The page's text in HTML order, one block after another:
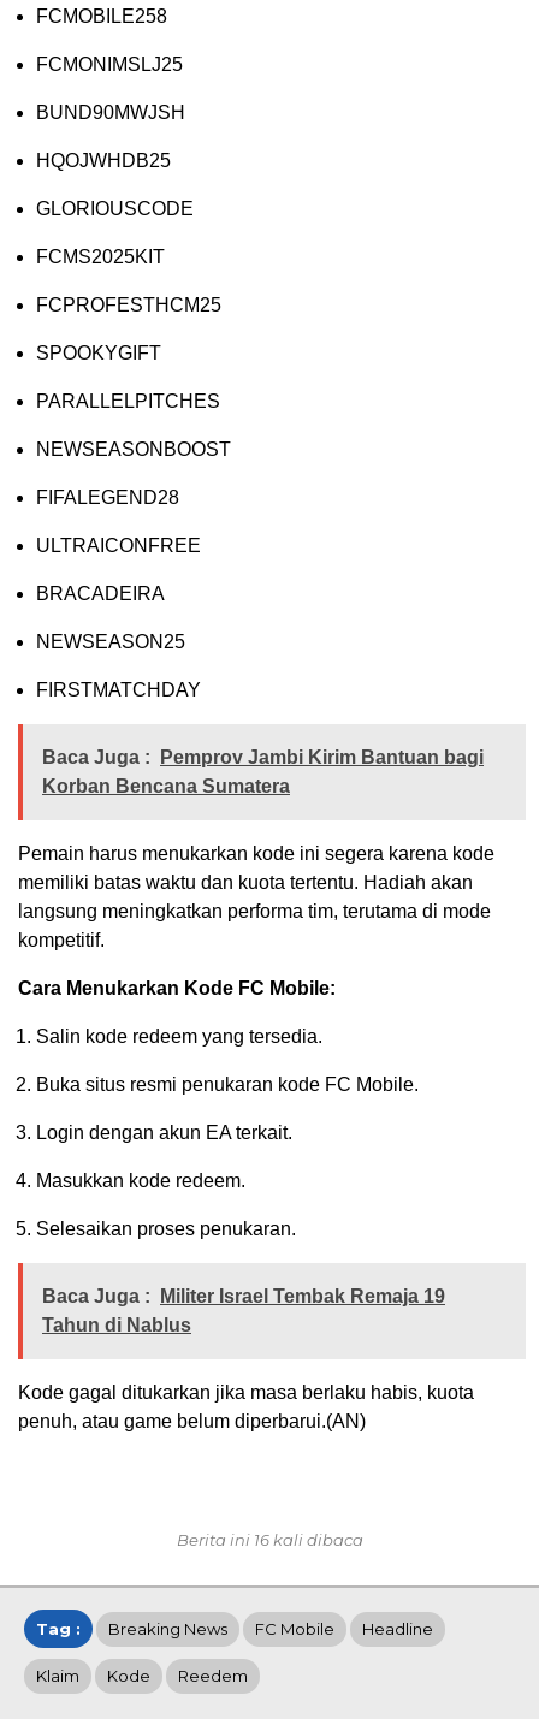
FCMOBILE258
FCMONIMSLJ25
BUND90MWJSH
HQOJWHDB25
GLORIOUSCODE
FCMS2025KIT
FCPROFESTHCM25
SPOOKYGIFT
PARALLELPITCHES
NEWSEASONBOOST
FIFALEGEND28
ULTRAICONFREE
BRACADEIRA
NEWSEASON25
FIRSTMATCHDAY
Baca Juga :
Pemprov Jambi Kirim Bantuan bagi
Korban Bencana Sumatera
Pemain harus menukarkan kode ini segera karena kode
memiliki batas waktu dan kuota tertentu. Hadiah akan
langsung meningkatkan performa tim, terutama di mode
kompetitif.
Cara Menukarkan Kode FC Mobile:
Salin kode redeem yang tersedia.
Buka situs resmi penukaran kode FC Mobile.
Login dengan akun EA terkait.
Masukkan kode redeem.
Selesaikan proses penukaran.
Baca Juga :
Militer Israel Tembak Remaja 19
Tahun di Nablus
Kode gagal ditukarkan jika masa berlaku habis, kuota
penuh, atau game belum diperbarui.(AN)
Berita ini 16 kali dibaca
Tag : Breaking News FC Mobile Headline
Klaim Kode Reedem